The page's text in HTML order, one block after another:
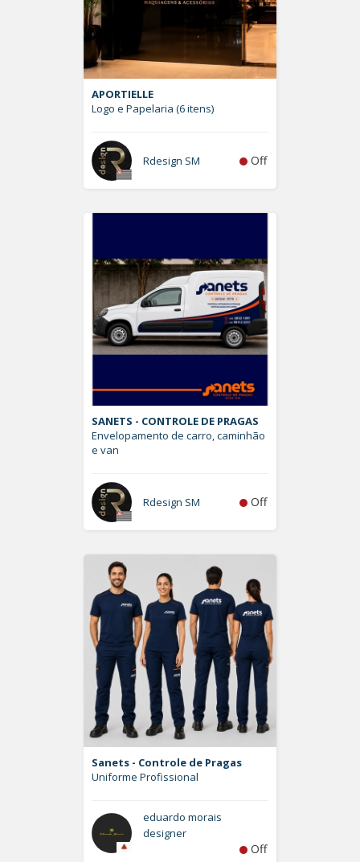
APORTIELLE
Logo e Papelaria (6 itens)
Rdesign SM Off
SANETS - CONTROLE DE PRAGAS
Envelopamento de carro, caminhão
e van
Rdesign SM Off
Sanets - Controle de Pragas
Uniforme Profissional
eduardo morais
designer
Off